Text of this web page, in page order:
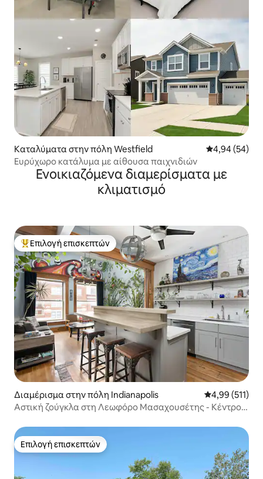
Καταλύματα στην πόλη Westfield Μέση
4,94 (54)
Ευρύχωρο κατάλυμα με αίθουσα παιχνιδιών
Ενοικιαζόμενα διαμερίσματα με
κλιματισμό
Κορυφαία επιλογή επισκεπτών
Επιλογή επισκεπτών
Διαμέρισμα στην πόλη Indianapolis Μέση
4,99 (511)
Αστική ζούγκλα στη Λεωφόρο Μασαχουσέτης - Κέντρο
Επιλογή επισκεπτών
Επιλογή επισκεπτών